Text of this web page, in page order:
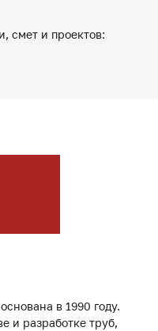
смет и проектов:
в 1990 году.
и разработке труб,